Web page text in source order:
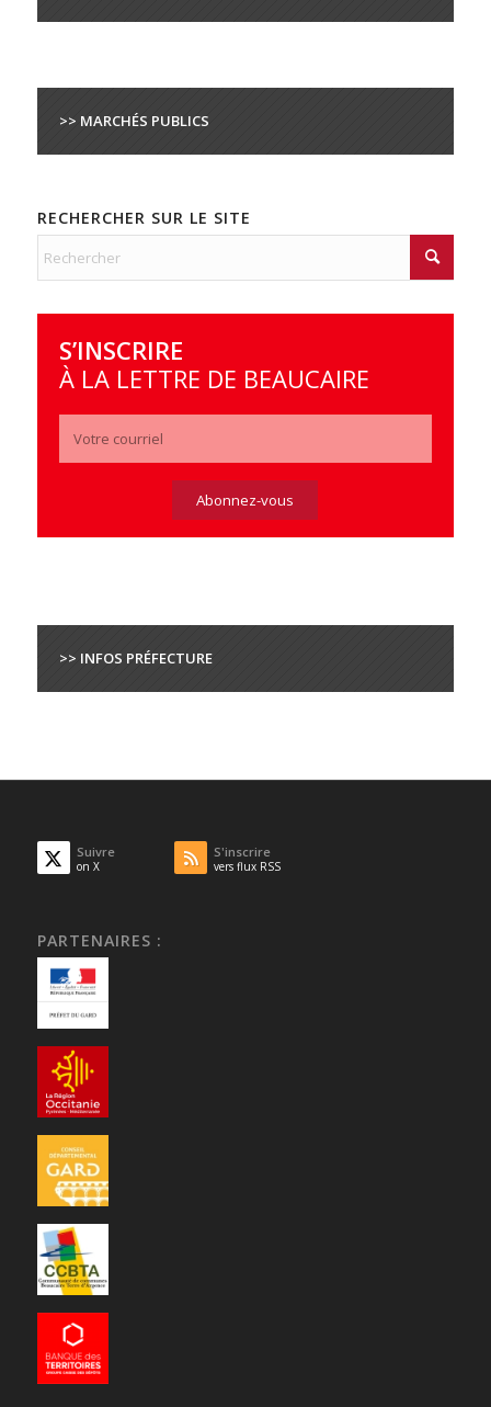
>> MARCHÉS PUBLICS
RECHERCHER SUR LE SITE
S’INSCRIRE
À LA LETTRE DE BEAUCAIRE
>> INFOS PRÉFECTURE
Suivre
on X
S'inscrire
vers flux RSS
PARTENAIRES :